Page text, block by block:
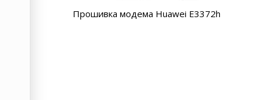
Прошивка модема Huawei E3372h